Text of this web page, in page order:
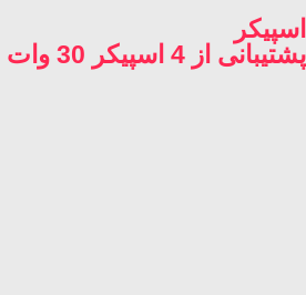
اسپیکر
پشتیبانی از 4 اسپیکر 30 وات